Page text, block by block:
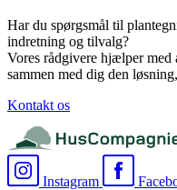
Har du spørgsmål til
indretning og tilvalg?
Vores rådgivere hjælper
sammen med dig den
Kontakt os
Instagram